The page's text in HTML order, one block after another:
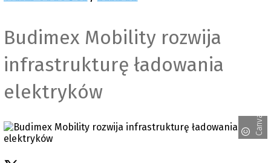
Budimex Mobility rozwija
infrastrukturę ładowania
elektryków
Canva